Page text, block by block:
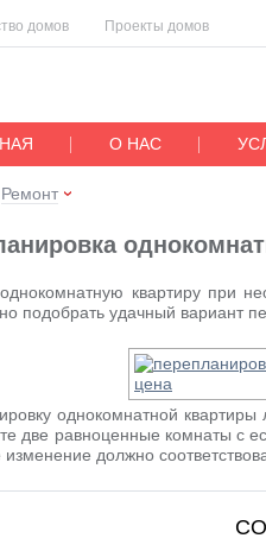
О НАС
домов Проекты домов
Ремонт
квартиру при
подобрать удачный вариант
однокомнатной
две равноценные комнаты с
должно